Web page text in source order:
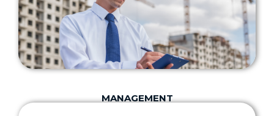
MANAGEMENT